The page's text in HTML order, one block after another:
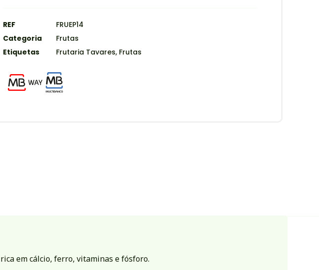
REF
FRUEP14
Categoria
Frutas
Etiquetas
Frutaria Tavares, Frutas
em cálcio, ferro, vitaminas e fósforo.